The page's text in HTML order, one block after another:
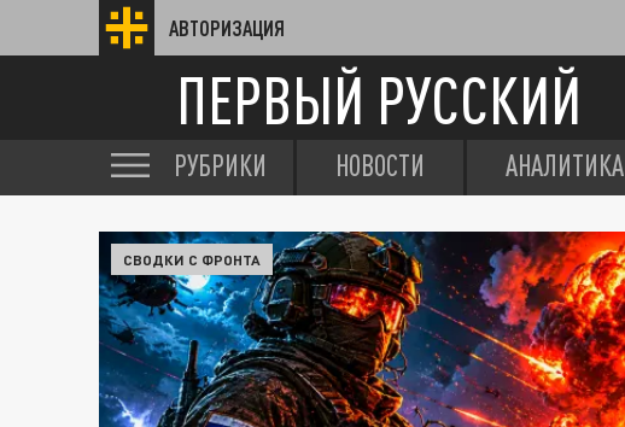
АВТОРИЗАЦИЯ
ПЕРВЫЙ РУССКИЙ
РУБРИКИ НОВОСТИ АНАЛИТИКА
СВОДКИ С ФРОНТА